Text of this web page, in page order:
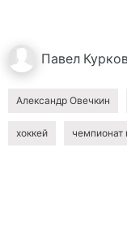
Павел Курков
Александр Овечкин
хоккей чемпионат